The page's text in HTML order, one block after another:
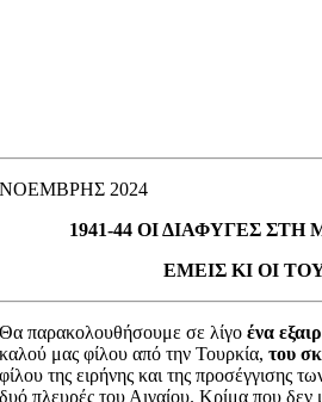
ΝΟΕΜΒΡΗΣ 2024
1941-44 ΟΙ ΔΙΑΦΥΓΕΣ
ΕΜΕΙΣ ΚΙ ΟΙ
Θα παρακολουθήσουμε σε λίγοένα
καλού μας φίλου από την Τουρκία,του
φίλου της ειρήνης και της προσέγγισης
δυό πλευρές του Αιγαίου. Κρίμα που δεν